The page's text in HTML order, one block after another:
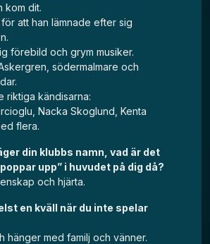
kom dit.
att han lämnade efter sig
förebild och grym musiker.
södermalmare och
riktiga kändisarna:
Nacka Skoglund, Kenta
flera.
din klubbs namn, vad är det
upp” i huvudet på dig då?
och hjärta.
en kväll när du inte spelar
hänger med familj och vänner.